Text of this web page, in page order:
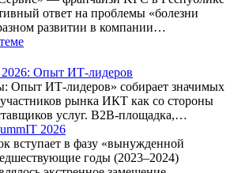
ответ на проблемы «болезни
развитии в компании…
Опыт ИТ-лидеров
Опыт ИТ-лидеров» собирает значимых
рынка ИКТ как со стороны
услуг. B2B-площадка,…
2026
вступает в фазу «вынужденной
годы (2023–2024)